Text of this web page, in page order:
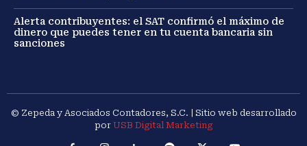
Alerta contribuyentes: el SAT confirmó el máximo de
dinero que puedes tener en tu cuenta bancaria sin
sanciones
© Zepeda y Asociados Contadores, S.C. | Sitio web desarrollado
por USB Digital Marketing